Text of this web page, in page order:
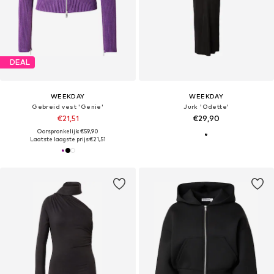
DEAL
WEEKDAY
Gebreid vest 'Genie'
€21,51
Oorspronkelijk: €59,90
Laatste laagste prijs:€21,51
WEEKDAY
Jurk 'Odette'
€29,90